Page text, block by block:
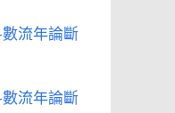
流年論斷
流年論斷